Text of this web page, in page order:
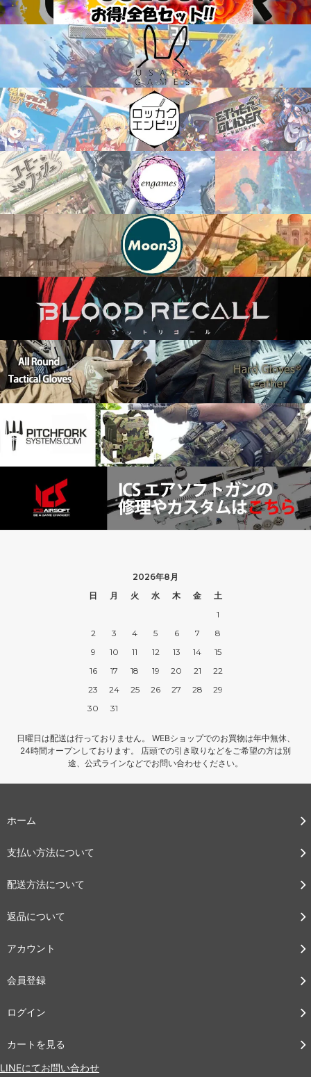
2026年8月
日
月 火 水 木 金
土
1
2
3 4 5 6 7
8
9
10 11 12 13 14
15
16
17 18 19 20 21
22
23
24 25 26 27 28
29
30
31
日曜日は配送は行っておりません。 WEBショップでのお買物は年中無休、
24時間オープンしております。 店頭での引き取りなどをご希望の方は別
途、公式ラインなどでお問い合わせください。
ホーム
支払い方法について
配送方法について
返品について
アカウント
会員登録
ログイン
カートを見る
LINEにてお問い合わせ